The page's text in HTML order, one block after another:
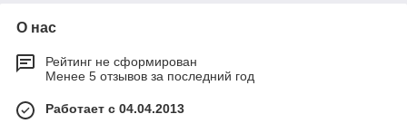
О нас
Рейтинг не сформирован
Менее 5 отзывов за последний год
Работает с 04.04.2013